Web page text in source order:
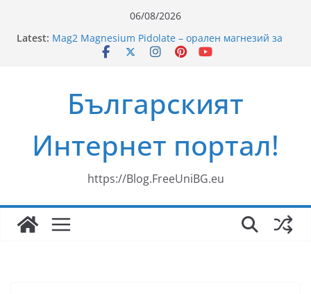
06/08/2026
Latest: Mag2 Magnesium Pidolate – орален магнезий за
здравето на мускулите, сърцето и нервната
Ново риалити превзема българския ефир
„Свекървата“
Здравословни Рецепти за Смути
Българският
Интернет портал!
https://Blog.FreeUniBG.eu